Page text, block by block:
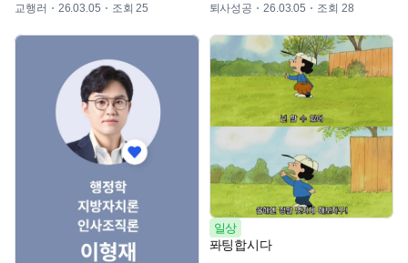
교행러 26.03.05 조회 25 퇴사성공 26.03.05 조회 28
일상
퐈팅합시다